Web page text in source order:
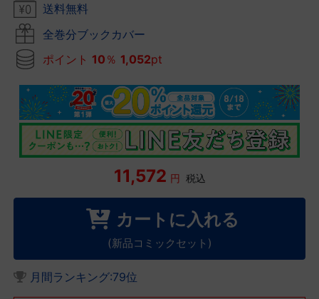
送料無料
全巻分ブックカバー
ポイント 10 ％ 1,052pt
11,572 円 税込
カートに入れる
(新品コミックセット)
月間ランキング:79位